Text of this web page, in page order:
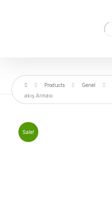
Products Genel
akış Arması
Sale!